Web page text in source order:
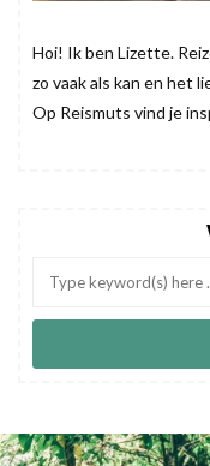
Hoi! Ik ben Lizette.
zo vaak als kan en het
Op Reismuts vind je